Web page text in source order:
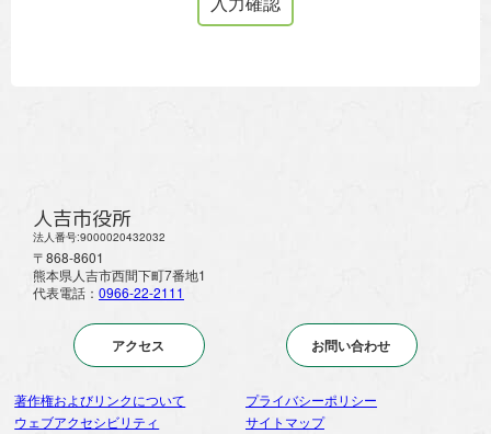
人吉市役所
法人番号:9000020432032
〒868-8601
熊本県人吉市西間下町7番地1
代表電話： 0966-22-2111
アクセス お問い合わせ
著作権およびリンクについて
プライバシーポリシー
ウェブアクセシビリティ
サイトマップ